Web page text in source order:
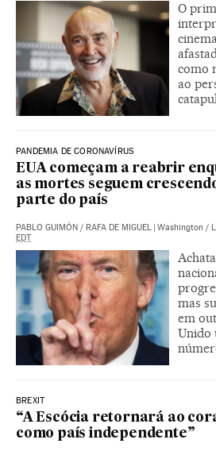
O
como
ao
PANDEMIA DE CORONAVÍRUS
EUA começam a reabrir
as mortes seguem
parte do país
PABLO GUIMÓN / RAFA DE MIGUEL Washington /
EDT
mas
em
Unido
BREXIT
“A Escócia retornará ao
como país independente”